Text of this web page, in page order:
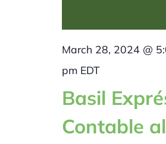
March 28, 2024 @
pm EDT
Basil
Contable